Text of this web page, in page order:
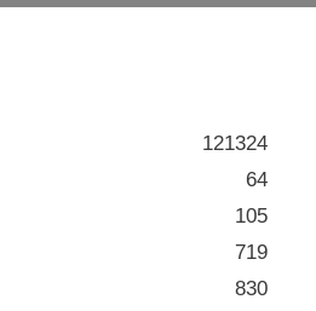
121324
64
105
719
830